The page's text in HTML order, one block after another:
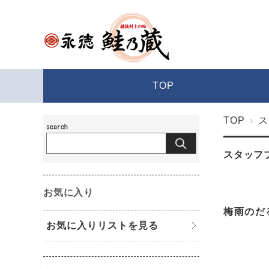
TOP
TOP
スタッフ
梅雨のだ
お気に入り
お気に入りリストを見る